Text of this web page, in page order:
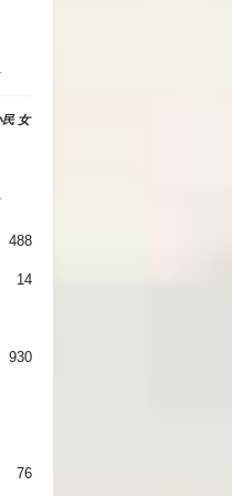
女
488
14
930
76